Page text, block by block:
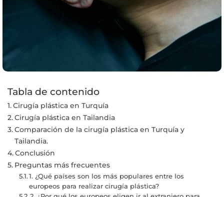
Tabla de contenido
Cirugía plástica en Turquía
Cirugía plástica en Tailandia
Comparación de la cirugía plástica en Turquía y
Tailandia.
Conclusión
Preguntas más frecuentes
1. ¿Qué países son los más populares entre los
europeos para realizar cirugía plástica?